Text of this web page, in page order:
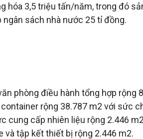
hóa 3,5 triệu tấn/năm, trong đó
sách nhà nước 25 tỉ đồng.
phòng điều hành tổng hợp rộng
rộng 38.787 m2 với sức
cấp nhiên liệu rộng 2.446
và tập kết thiết bị rộng 2.446 m2.